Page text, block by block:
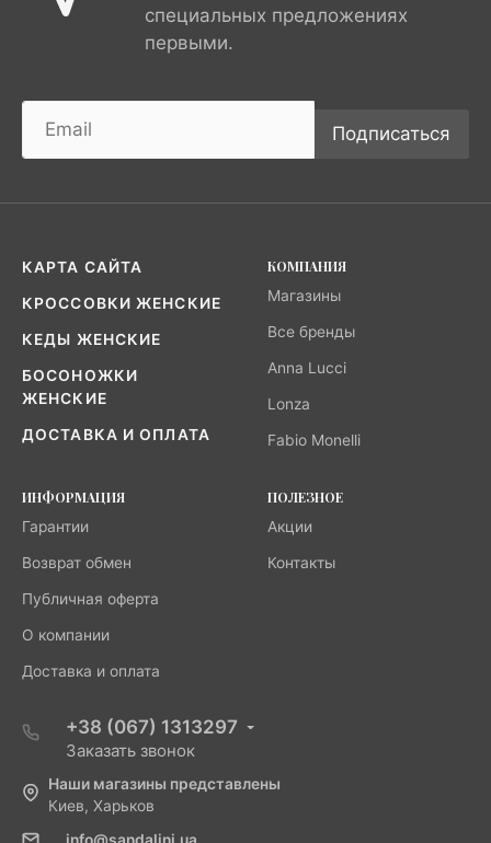
специальных предложениях
первыми.
Подписаться
КАРТА САЙТА
КРОССОВКИ ЖЕНСКИЕ
КЕДЫ ЖЕНСКИЕ
БОСОНОЖКИ
ЖЕНСКИЕ
ДОСТАВКА И ОПЛАТА
КОМПАНИЯ
Магазины
Все бренды
Anna Lucci
Lonza
Fabio Monelli
ИНФОРМАЦИЯ
Гарантии
Возврат обмен
Публичная оферта
О компании
Доставка и оплата
ПОЛЕЗНОЕ
Акции
Контакты
+38 (067) 1313297
Заказать звонок
Наши магазины представлены
Киев, Харьков
info@sandalini.ua